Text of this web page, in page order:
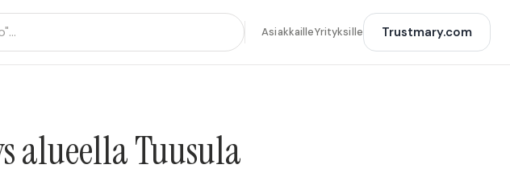
AsiakkailleYrityksille Trustmary.com
alueella Tuusula